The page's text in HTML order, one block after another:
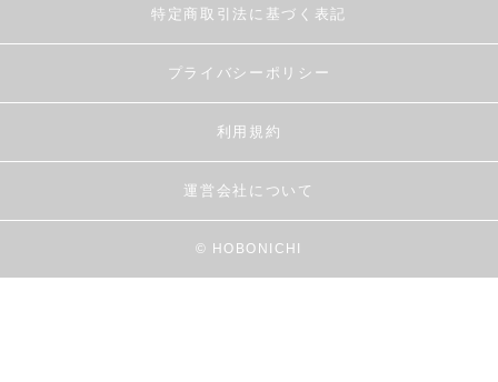
特定商取引法に基づく表記
プライバシーポリシー
利用規約
運営会社について
© HOBONICHI